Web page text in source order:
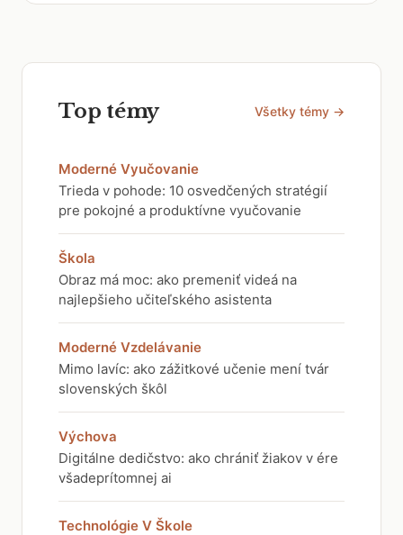
Top témy Všetky témy →
Moderné Vyučovanie
Trieda v pohode: 10 osvedčených stratégií
pre pokojné a produktívne vyučovanie
Škola
Obraz má moc: ako premeniť videá na
najlepšieho učiteľského asistenta
Moderné Vzdelávanie
Mimo lavíc: ako zážitkové učenie mení tvár
slovenských škôl
Výchova
Digitálne dedičstvo: ako chrániť žiakov v ére
všadeprítomnej ai
Technológie V Škole